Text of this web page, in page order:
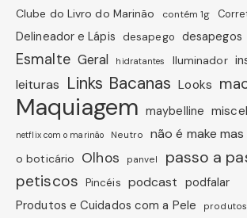
Clube do Livro do Marinão contém 1g
Delineador e Lápis desapego desapegos
Esmalte Geral hidratantes Iluminador
leituras Links Bacanas Looks
Maquiagem maybelline
netflix com o marinão Neutro não é make
o boticário Olhos panvel passo a
petiscos Pincéis podcast podfalar
Produtos e Cuidados com a Pele